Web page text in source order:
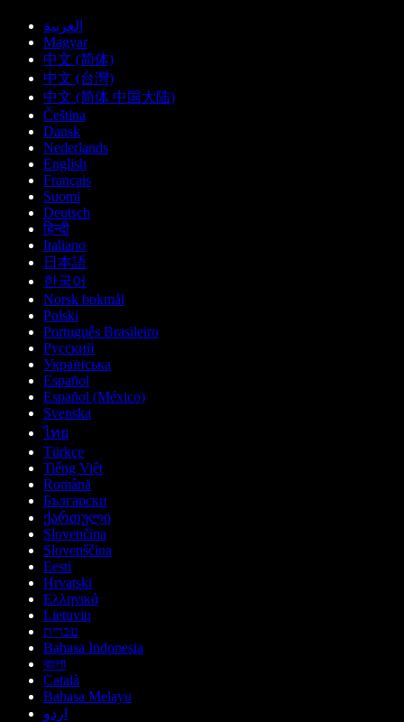
العربية
Magyar
中文 (简体)
中文 (台灣)
中文 (简体 中国大陆)
Čeština
Dansk
Nederlands
English
Français
Suomi
Deutsch
हिन्दी
Italiano
日本語
한국어
Norsk bokmål
Polski
Português Brasileiro
Русский
Українська
Español
Español (México)
Svenska
ไทย
Türkçe
Tiếng Việt
Română
Български
ქართული
Slovenčina
Slovenščina
Eesti
Hrvatski
Ελληνικά
Lietuvių
עברית
Bahasa Indonesia
বাংলা
Català
Bahasa Melayu
اردو